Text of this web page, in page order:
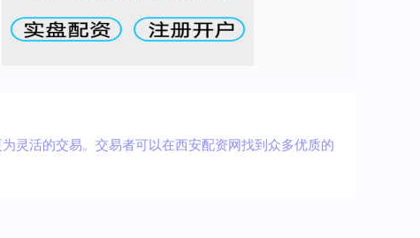
灵活的交易。交易者可以在西安配资网找到众多优质的